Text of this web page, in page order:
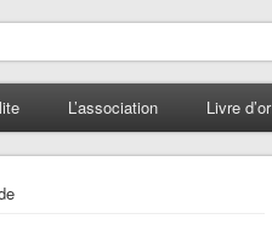
L’association Livre d’or